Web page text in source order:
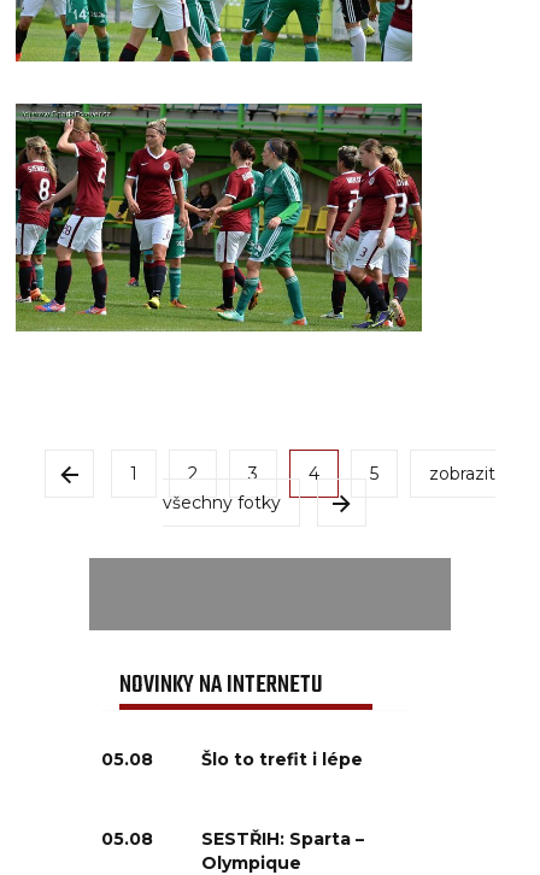
1 2 3 4 5
zobrazit
všechny fotky
NOVINKY NA INTERNETU
05.08 Šlo to trefit i lépe
05.08
SESTŘIH: Sparta –
Olympique